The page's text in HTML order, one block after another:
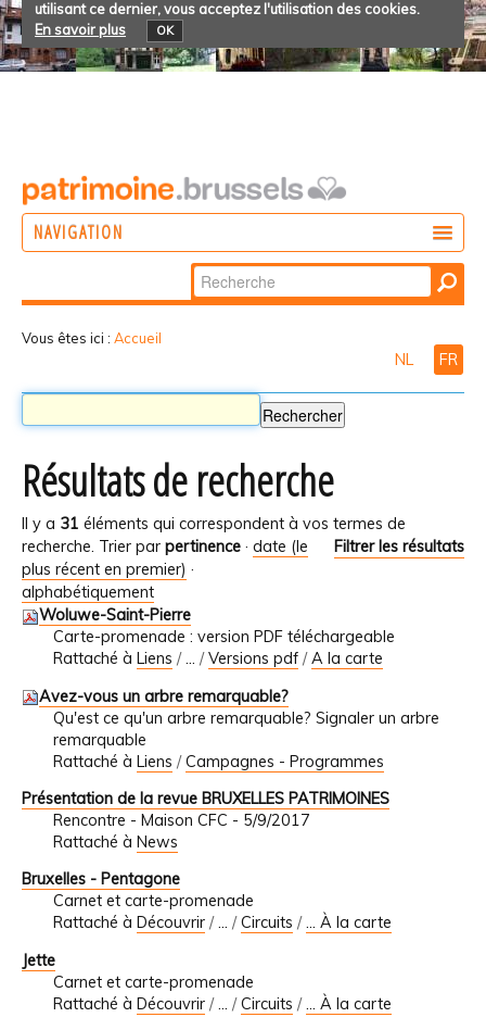
utilisant ce dernier, vous acceptez l'utilisation des cookies.
En savoir plus
OK
NAVIGATION
Chercher par
Recherche
Vous êtes ici : Accueil
NL FR
Résultats de recherche
Il y a 31 éléments qui correspondent à vos termes de
recherche.
Filtrer les résultats
Trier par pertinence · date (le
plus récent en premier) ·
alphabétiquement
Woluwe-Saint-Pierre
Carte-promenade : version PDF téléchargeable
Rattaché à Liens /… /Versions pdf /A la carte
Avez-vous un arbre remarquable?
Qu'est ce qu'un arbre remarquable? Signaler un arbre
remarquable
Rattaché à Liens /Campagnes - Programmes
Présentation de la revue BRUXELLES PATRIMOINES
Rencontre - Maison CFC - 5/9/2017
Rattaché à News
Bruxelles - Pentagone
Carnet et carte-promenade
Rattaché à Découvrir /… /Circuits /... À la carte
Jette
Carnet et carte-promenade
Rattaché à Découvrir /… /Circuits /... À la carte